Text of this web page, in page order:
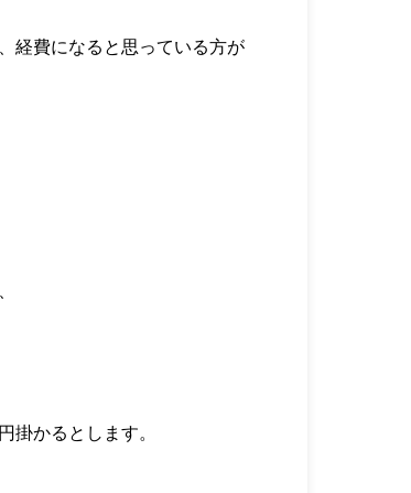
経費になると思っている方が
掛かるとします。